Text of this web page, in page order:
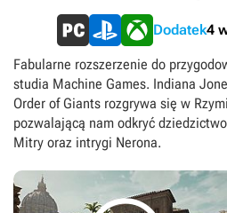
Dodatek4
Fabularne rozszerzenie do
studia Machine Games. Indiana
Order of Giants rozgrywa się w
pozwalającą nam odkryć
Mitry oraz intrygi Nerona.